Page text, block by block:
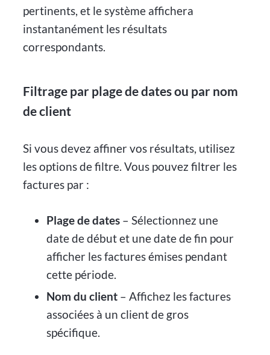
pertinents, et le système affichera
instantanément les résultats
correspondants.
Filtrage par plage de dates ou par nom
de client
Si vous devez affiner vos résultats, utilisez
les options de filtre. Vous pouvez filtrer les
factures par :
Plage de dates– Sélectionnez une
date de début et une date de fin pour
afficher les factures émises pendant
cette période.
Nom du client– Affichez les factures
associées à un client de gros
spécifique.